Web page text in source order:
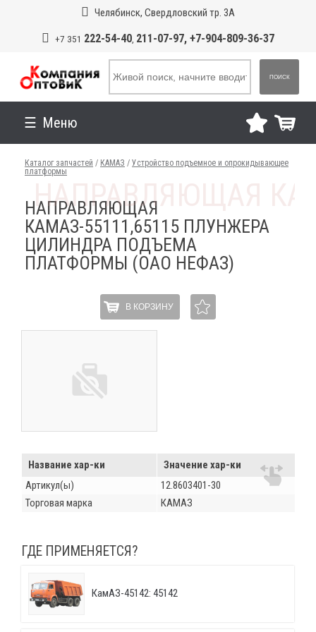
Челябинск, Свердловский тр. 3А
+7 351 222-54-40, 211-07-97, +7-904-809-36-37
ПОИСК
Меню
Каталог запчастей / КАМАЗ / Устройство подъемное и опрокидывающее
платформы
НАПРАВЛЯЮЩАЯ
КАМАЗ-55111,65115 ПЛУНЖЕРА
ЦИЛИНДРА ПОДЪЕМА
ПЛАТФОРМЫ (ОАО НЕФАЗ)
В КОРЗИНУ
Название хар-ки
Значение хар-ки
Артикул(ы)
12.8603401-30
Торговая марка
КАМАЗ
ГДЕ ПРИМЕНЯЕТСЯ?
КамАЗ-45142: 45142